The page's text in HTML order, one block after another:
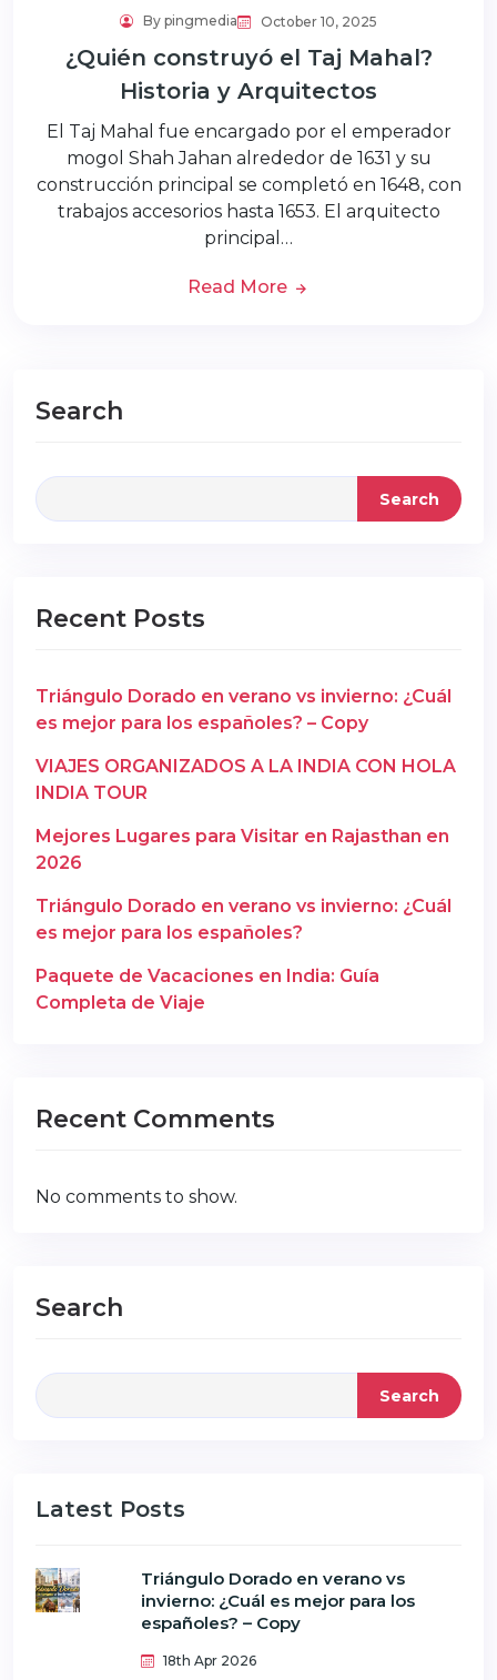
By pingmedia October 10, 2025
¿Quién construyó el Taj Mahal?
Historia y Arquitectos
El Taj Mahal fue encargado por el emperador
mogol Shah Jahan alrededor de 1631 y su
construcción principal se completó en 1648, con
trabajos accesorios hasta 1653. El arquitecto
principal…
Read More
Search
Search
Recent Posts
Triángulo Dorado en verano vs invierno: ¿Cuál
es mejor para los españoles? – Copy
VIAJES ORGANIZADOS A LA INDIA CON HOLA
INDIA TOUR
Mejores Lugares para Visitar en Rajasthan en
2026
Triángulo Dorado en verano vs invierno: ¿Cuál
es mejor para los españoles?
Paquete de Vacaciones en India: Guía
Completa de Viaje
Recent Comments
No comments to show.
Search
Search
Latest Posts
Triángulo Dorado en verano vs
invierno: ¿Cuál es mejor para los
españoles? – Copy
18th Apr 2026